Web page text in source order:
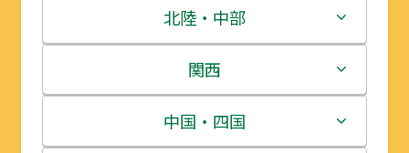
青森県
岩手県
宮城県
茨城県
栃木県
群馬県
北陸・中部
新潟県
富山県
関西
三重県
中国・四国